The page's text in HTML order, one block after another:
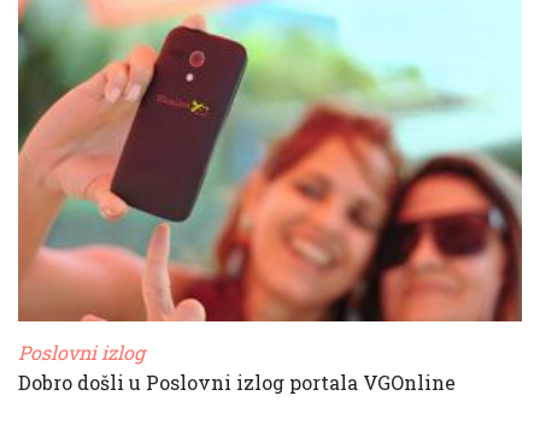
Poslovni izlog
Dobro došli u Poslovni izlog portala VGOnline